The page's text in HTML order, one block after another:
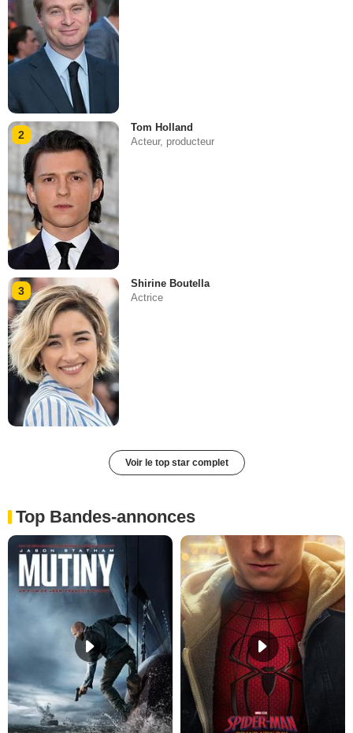
2
Tom Holland
Acteur, producteur
3
Shirine Boutella
Actrice
Voir le top star complet
Top Bandes-annonces